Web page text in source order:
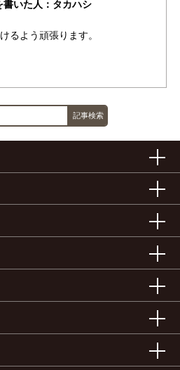
書いた人：タカハシ
るよう頑張ります。